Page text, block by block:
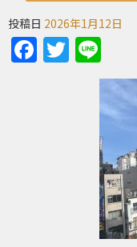
投稿日 2026年1月12日
Facebook
Twitter